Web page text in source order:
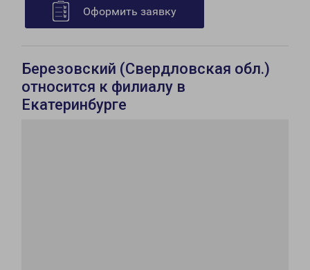
Оформить заявку
Березовский (Свердловская обл.)
относится к филиалу в
Екатеринбурге